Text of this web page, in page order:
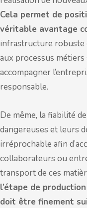
Cela permet de
véritable avantage
infrastructure robuste
aux processus
accompagner
responsable.
De même, la fiabilité
dangereuses et leurs
irréprochable afin
collaborateurs ou
transport de ces
l’étape de
doit être finement